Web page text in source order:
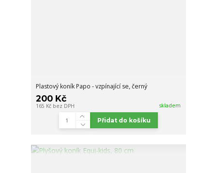
Plastový koník Papo - vzpínající se, černý
200 Kč
165 Kč bez DPH skladem
Přidat do košíku